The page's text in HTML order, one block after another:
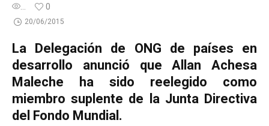
... 0
20/06/2015
La Delegación de ONG de países en
desarrollo anunció que Allan Achesa
Maleche ha sido reelegido como
miembro suplente de la Junta Directiva
del Fondo Mundial.